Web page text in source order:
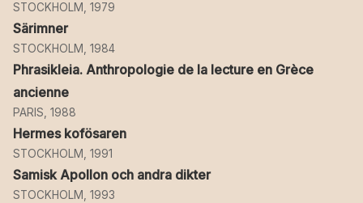
STOCKHOLM, 1979
Särimner
STOCKHOLM, 1984
Phrasikleia. Anthropologie de la lecture en Grèce
ancienne
PARIS, 1988
Hermes kofösaren
STOCKHOLM, 1991
Samisk Apollon och andra dikter
STOCKHOLM, 1993